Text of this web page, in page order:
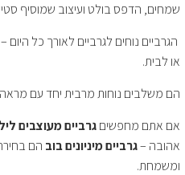
שמחים, הדפס בולט ועיצוב שמוסיף
הגרביים נוחים לגרביים לאורך כל
או לבית.
הם משלבים נוחות מרבית יחד עם
אם אתם מחפשיםגרביים מעוצבים
אהובה –גרביים מיניונים בוב הם
ומשמחת.